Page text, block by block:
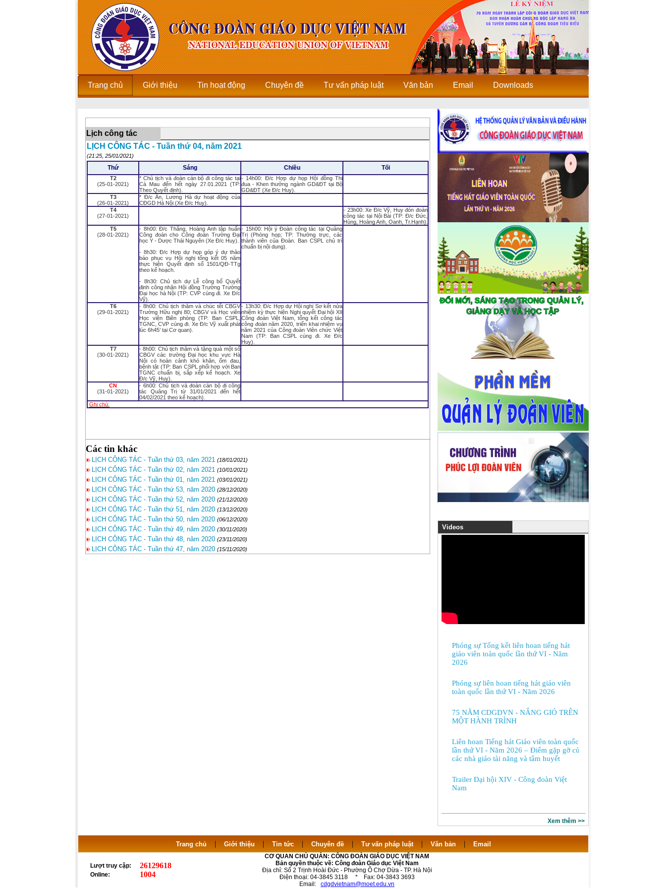
Trang chủ Giới thiệu Tin hoạt động Chuyên đề Tư vấn pháp luật Văn bản Email Downloads
Lịch công tác
LỊCH CÔNG TÁC - Tuần thứ 04, năm 2021
(21:25, 25/01/2021)
Thứ Sáng Chiều Tối
T2
(25-01-2021)
* Chủ tịch và đoàn cán bộ đi công tác tại
Cà Mau đến hết ngày 27.01.2021 (TP:
Theo Quyết định).
- 14h00: Đ/c Hợp dự họp Hội đồng Thi
đua - Khen thưởng ngành GD&ĐT tại Bộ
GD&ĐT (Xe Đ/c Huy).
T3
(26-01-2021)
* Đ/c Ân, Lương Hà dự hoạt động của
CĐGD Hà Nội (Xe Đ/c Huy).
T4
(27-01-2021)
- 23h00: Xe Đ/c Vỹ, Huy đón đoàn
công tác tại Nội Bài (TP: Đ/c Đức,
Hùng, Hoàng Anh, Oanh, Tr.Hạnh).
T5
(28-01-2021)
- 8h00: Đ/c Thắng, Hoàng Anh tập huấn
Công đoàn cho Công đoàn Trường Đại
học Y - Dược Thái Nguyên (Xe Đ/c Huy).
- 8h30: Đ/c Hợp dự họp góp ý dự thảo
báo phục vụ Hội nghị tổng kết 05 năm
thực hiện Quyết định số 1501/QĐ-TTg
theo kế hoạch.
- 8h30: Chủ tịch dự Lễ công bố Quyết
định công nhận Hội đồng Trường Trường
Đại học hà Nội (TP: CVP cùng đi. Xe Đ/c
Vỹ).
- 15h00: Hội ý Đoàn công tác tại Quảng
Trị (Phòng họp; TP: Thường trực, các
thành viên của Đoàn. Ban CSPL chủ trì
chuẩn bị nội dung).
T6
(29-01-2021)
- 8h00: Chủ tịch thăm và chúc tết CBGV
Trường Hữu nghị 80; CBGV và Học viên
Học viện Biên phòng (TP: Ban CSPL,
TGNC, CVP cùng đi. Xe Đ/c Vỹ xuất phát
lúc 6h45’ tại Cơ quan).
- 13h30: Đ/c Hợp dự Hội nghị Sơ kết nửa
nhiệm kỳ thực hiện Nghị quyết Đại hội XII
Công đoàn Việt Nam, tổng kết công tác
công đoàn năm 2020, triển khai nhiệm vụ
năm 2021 của Công đoàn Viên chức Việt
Nam (TP: Ban CSPL cùng đi. Xe Đ/c
Huy).
T7
(30-01-2021)
- 8h00: Chủ tịch thăm và tặng quà một số
CBGV các trường Đại học khu vực Hà
Nội có hoàn cảnh khó khăn, ốm đau,
bệnh tật (TP: Ban CSPL phối hợp với Ban
TGNC chuẩn bị, sắp xếp kế hoạch. Xe
Đ/c Vỹ, Huy).
CN
(31-01-2021)
- 6h00: Chủ tịch và đoàn cán bộ đi công
tác Quảng Trị từ 31/01/2021 đến hết
04/02/2021 theo kế hoạch).
Ghi chú:
Các tin khác
LỊCH CÔNG TÁC - Tuần thứ 03, năm 2021 (18/01/2021)
LỊCH CÔNG TÁC - Tuần thứ 02, năm 2021 (10/01/2021)
LỊCH CÔNG TÁC - Tuần thứ 01, năm 2021 (03/01/2021)
LỊCH CÔNG TÁC - Tuần thứ 53, năm 2020 (28/12/2020)
LỊCH CÔNG TÁC - Tuần thứ 52, năm 2020 (21/12/2020)
LỊCH CÔNG TÁC - Tuần thứ 51, năm 2020 (13/12/2020)
LỊCH CÔNG TÁC - Tuần thứ 50, năm 2020 (06/12/2020)
LỊCH CÔNG TÁC - Tuần thứ 49, năm 2020 (30/11/2020)
LỊCH CÔNG TÁC - Tuần thứ 48, năm 2020 (23/11/2020)
LỊCH CÔNG TÁC - Tuần thứ 47, năm 2020 (15/11/2020)
Videos
Phóng sự Tổng kết liên hoan tiếng hát
giáo viên toàn quốc lần thứ VI - Năm
2026
Phóng sự liên hoan tiếng hát giáo viên
toàn quốc lần thứ VI - Năm 2026
75 NĂM CDGDVN - NẮNG GIÓ TRÊN
MỘT HÀNH TRÌNH
Liên hoan Tiếng hát Giáo viên toàn quốc
lần thứ VI - Năm 2026 – Điểm gặp gỡ của
các nhà giáo tài năng và tâm huyết
Trailer Đại hội XIV - Công đoàn Việt
Nam
Xem thêm >>
Trang chủ | Giới thiệu | Tin tức| Chuyên đề| Tư vấn pháp luật| Văn bản | Email
Lượt truy cập: 26129618
Online: 1004
CƠ QUAN CHỦ QUẢN: CÔNG ĐOÀN GIÁO DỤC VIỆT NAM
Bản quyền thuộc về: Công đoàn Giáo dục Việt Nam
Địa chỉ: Số 2 Trịnh Hoài Đức - Phường Ô Chợ Dừa - TP. Hà Nội
Điện thoại: 04-3845 3118 * Fax: 04-3843 3693
Email: cdgdvietnam@moet.edu.vn